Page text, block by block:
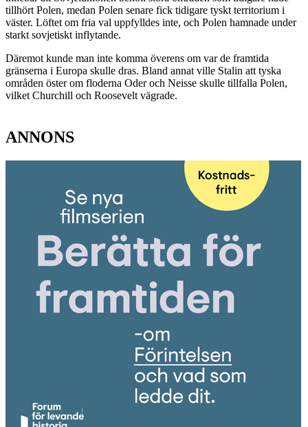
tillhört Polen, medan Polen senare fick tidigare tyskt territorium i
väster. Löftet om fria val uppfylldes inte, och Polen hamnade under
starkt sovjetiskt inflytande.
Däremot kunde man inte komma överens om var de framtida
gränserna i Europa skulle dras. Bland annat ville Stalin att tyska
områden öster om floderna Oder och Neisse skulle tillfalla Polen,
vilket Churchill och Roosevelt vägrade.
ANNONS